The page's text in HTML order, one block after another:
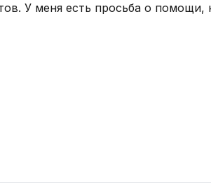
У меня есть просьба о помощи,